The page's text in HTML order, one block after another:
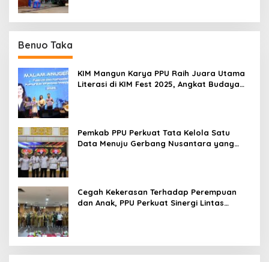
Benuo Taka
KIM Mangun Karya PPU Raih Juara Utama
Literasi di KIM Fest 2025, Angkat Budaya
Pemkab PPU Perkuat Tata Kelola Satu
Data Menuju Gerbang Nusantara yang
Cegah Kekerasan Terhadap Perempuan
dan Anak, PPU Perkuat Sinergi Lintas